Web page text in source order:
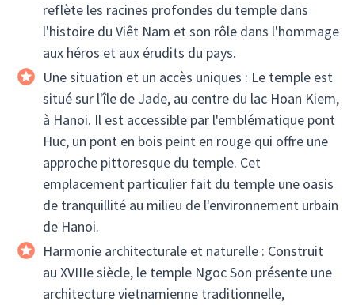
reflète les racines profondes du temple dans
l'histoire du Viêt Nam et son rôle dans l'hommage
aux héros et aux érudits du pays.
Une situation et un accès uniques : Le temple est
situé sur l'île de Jade, au centre du lac Hoan Kiem,
à Hanoi. Il est accessible par l'emblématique pont
Huc, un pont en bois peint en rouge qui offre une
approche pittoresque du temple. Cet
emplacement particulier fait du temple une oasis
de tranquillité au milieu de l'environnement urbain
de Hanoi.
Harmonie architecturale et naturelle : Construit
au XVIIIe siècle, le temple Ngoc Son présente une
architecture vietnamienne traditionnelle,